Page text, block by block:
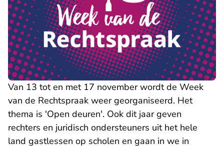
Van 13 tot en met 17 november wordt de Week
van de Rechtspraak weer georganiseerd. Het
thema is 'Open deuren'. Ook dit jaar geven
rechters en juridisch ondersteuners uit het hele
land gastlessen op scholen en gaan in we in